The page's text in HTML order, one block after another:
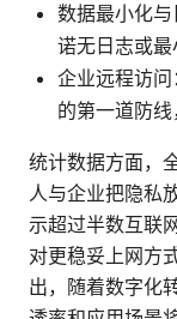
数据最小化
诺无日志或最
企业远程访
的第一道防线
统计数据方面，
人与企业把隐私
示超过半数互联
对更稳妥上网方
出，随着数字化